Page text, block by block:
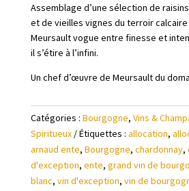
Assemblage d’une sélection de
et de vieilles vignes du terroir calcaire
Meursault vogue entre finesse et
il s’étire à l’infini.
Un chef d’œuvre de Meursault du
Catégories : Bourgogne, Vins &
Spiritueux
Étiquettes : allocation,
arnaud ente, Bourgogne, chardonnay,
d'exception, ente, grand vin de
blanc, vin d'exception, vin de